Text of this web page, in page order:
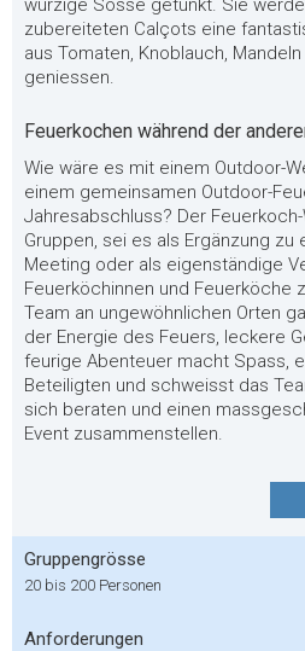
würzige Sosse getunkt. Sie
zubereiteten Calçots eine
aus Tomaten, Knoblauch,
geniessen.
Feuerkochen während der
Wie wäre es mit einem Outdoor-
einem gemeinsamen Outdoor-
Jahresabschluss? Der
Gruppen, sei es als Ergänzung zu
Meeting oder als eigenständige
Feuerköchinnen und Feuerköche
Team an ungewöhnlichen Orten
der Energie des Feuers, leckere
feurige Abenteuer macht Spass,
Beteiligten und schweisst das
sich beraten und einen
Event zusammenstellen.
Gruppengrösse
20 bis 200 Personen
Anforderungen